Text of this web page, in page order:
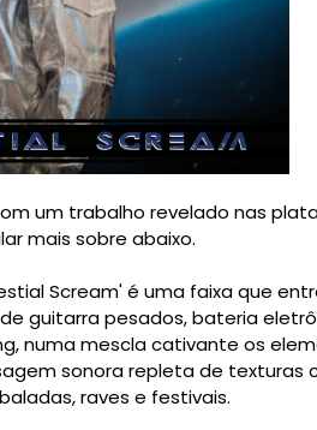
um trabalho revelado nas
mais sobre abaixo.
Scream' é uma faixa que
guitarra pesados, bateria
numa mescla cativante os
sonora repleta de texturas
raves e festivais.